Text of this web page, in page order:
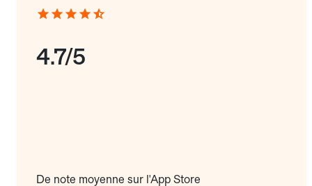
4.7/5
De note moyenne sur l'App Store